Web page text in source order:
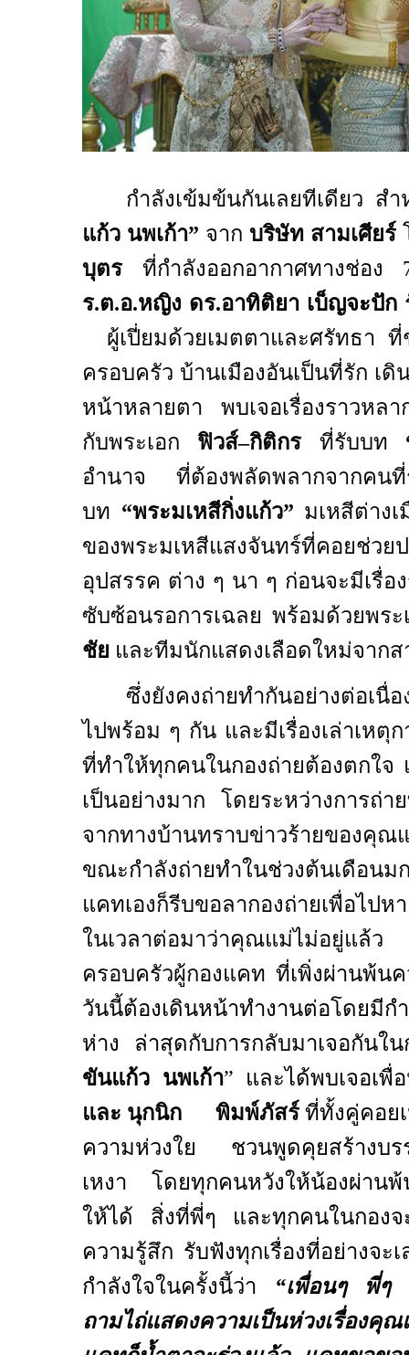
กำลังเข้มข้นกันเลยทีเดียว สำ
แก้ว นพเก้า” จาก บริษัท สามเศียร์
บุตรที่กำลังออกอากาศทางช่อง
ร.ต.อ.หญิง ดร.อาทิติยา เบ็ญจะปัก
ผู้เปี่ยมด้วยเมตตาและศรัทธา ที่
ครอบครัว บ้านเมืองอันเป็นที่รัก เ
หน้าหลายตา พบเจอเรื่องราวหล
กับพระเอกฟิวส์–กิติกรที่รับบท
อำนาจ ที่ต้องพลัดพลากจากคนที่
บท “พระมเหสีกิ่งแก้ว” มเหสีต่าง
ของพระมเหสีแสงจันทร์ที่คอยช่วย
อุปสรรค ต่าง ๆ นา ๆ ก่อนจะมีเรื่อ
ซับซ้อนรอการเฉลย พร้อมด้วยพร
ชัย และทีมนักแสดงเลือดใหม่จากส
ซึ่งยังคงถ่ายทำกันอย่างต่อเนื่
ไปพร้อม ๆ กัน และมีเรื่องเล่าเหตุ
ที่ทำให้ทุกคนในกองถ่ายต้องตกใจ
เป็นอย่างมาก โดยระหว่างการถ่
จากทางบ้านทราบข่าวร้ายของคุ
ขณะกำลังถ่ายทำในช่วงต้นเดือนม
แคทเองก็รีบขอลากองถ่ายเพื่อไปห
ในเวลาต่อมาว่าคุณแม่ไม่อยู่แล้
ครอบครัวผู้กองแคท ที่เพิ่งผ่านพ้น
วันนี้ต้องเดินหน้าทำงานต่อโดยมีก
ห่าง ล่าสุดกับการกลับมาเจอกันใน
ขันแก้ว นพเก้า” และได้พบเจอเ
และ นุกนิก พิมพ์ภัสร์ที่ทั้งคู่คอย
ความห่วงใย ชวนพูดคุยสร้างบร
เหงา โดยทุกคนหวังให้น้องผ่านพ้
ให้ได้ สิ่งที่พี่ๆ และทุกคนในกองจ
ความรู้สึก รับฟังทุกเรื่องที่อย่างจะ
กำลังใจในครั้งนี้ว่า
“เพื่อนๆ พี่ๆ
ถามไถ่แสดงความเป็นห่วงเรื่อง